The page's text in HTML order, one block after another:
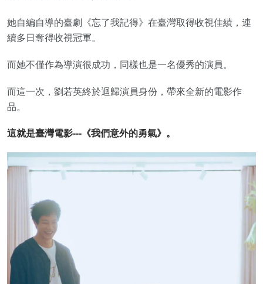
她自編自導的臺劇《忘了我記得》在臺灣取得收視佳績，連
續多日奪得收視冠軍。
而她不僅作為導演很成功，同樣也是一名優秀的演員。
而這一次，劉若英終於迴歸演員身份，帶來全新的電影作
品。
這就是臺灣電影---《我們意外的勇氣》。